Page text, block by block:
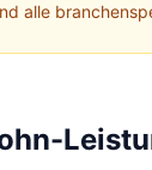
alle